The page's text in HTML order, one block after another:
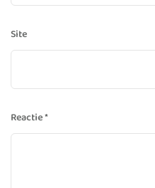
Reactie*
Site